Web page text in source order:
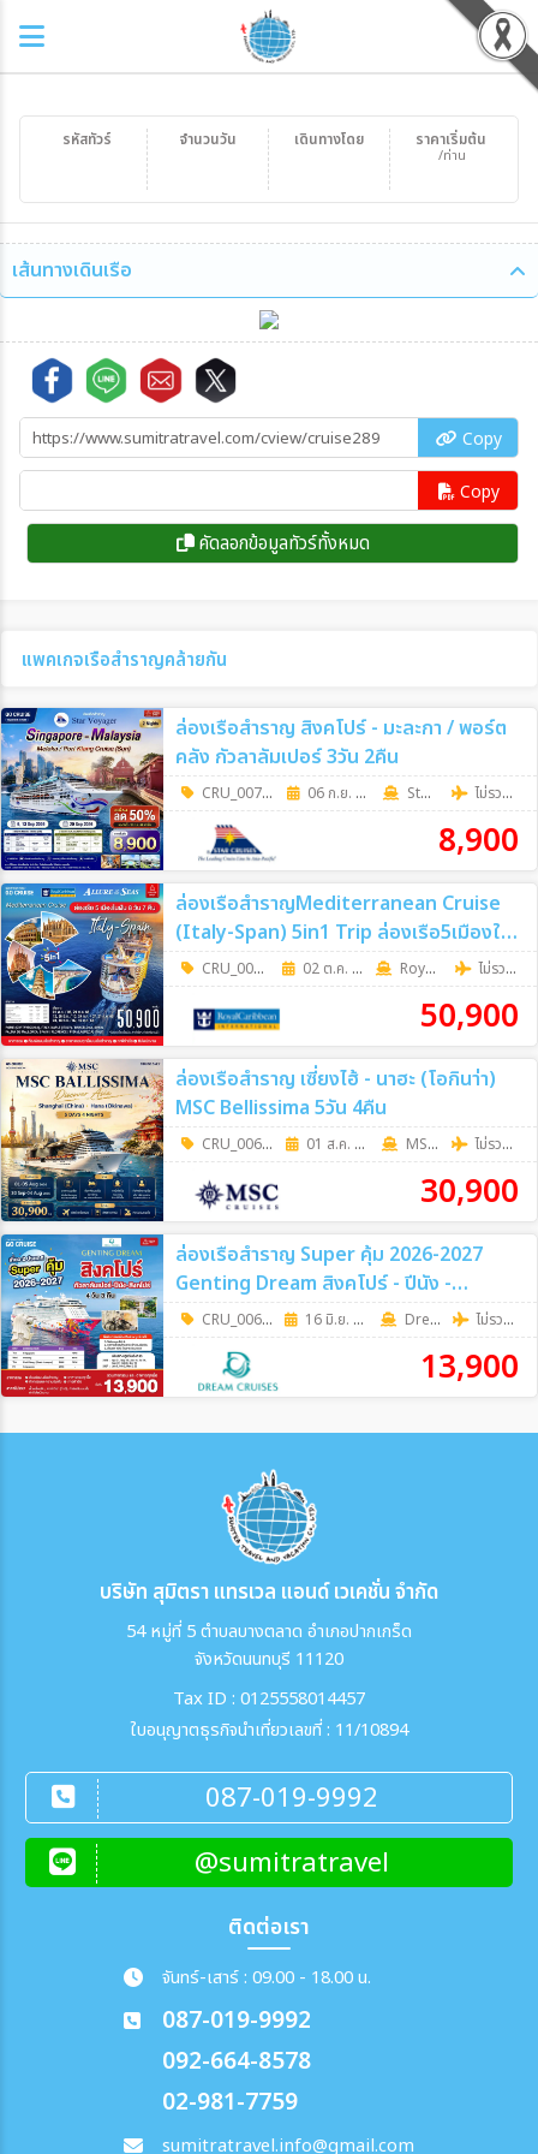
รหัสทัวร์ จำนวนวัน ราคาเริ่มต้น
/ท่าน
เดินทางโดย
เส้นทางเดินเรือ
Copy
Copy
คัดลอกข้อมูลทัวร์ทั้งหมด
แพคเกจเรือสำราญคล้ายกัน
ล่องเรือสำราญ สิงคโปร์ - มะละกา / พอร์ต
คลัง กัวลาลัมเปอร์ 3วัน 2คืน
CRU_0075 3วัน 2คืน
06 ก.ย. 69 - 20 ก.ย. 69 Star Cruises ไม่รวมตั๋วเครื่องบิน
8,900
ล่องเรือสำราญMediterranean Cruise
(Italy-Span) 5in1 Trip ล่องเรือ5เมืองใน
ฝัน 8วัน7คืน
CRU_0068 8วัน 7คืน
02 ต.ค. 69 - 09 ต.ค. 69 RoyalCaribbean ไม่รวมตั๋วเครื่องบิน
50,900
ล่องเรือสำราญ เซี่ยงไฮ้ - นาฮะ (โอกินา่า)
MSC Bellissima 5วัน 4คืน
CRU_0060 5วัน 4คืน
01 ส.ค. 69 - 30 ก.ย. 69 MSC Cruises ไม่รวมตั๋วเครื่องบิน
30,900
ล่องเรือสำราญ Super คุ้ม 2026-2027
Genting Dream สิงคโปร์ - ปีนัง -
กัวลาลัมเปอร์(พอร์ตคลัง) - สิงคโปร์ เดิน
ทางวันอังคาร 4วัน 3คืน
CRU_0067 4วัน 3คืน
16 มิ.ย. 69 - 17 พ.ย. 69 Dream Cruise ไม่รวมตั๋วเครื่องบิน
13,900
บริษัท สุมิตรา แทรเวล แอนด์ เวเคชั่น จำกัด
54 หมู่ที่ 5 ตำบลบางตลาด อำเภอปากเกร็ด
จังหวัดนนทบุรี 11120
Tax ID : 0125558014457
ใบอนุญาตธุรกิจนำเที่ยวเลขที่ : 11/10894
087-019-9992
@sumitratravel
ติดต่อเรา
จันทร์-เสาร์ : 09.00 - 18.00 น.
087-019-9992
092-664-8578
02-981-7759
sumitratravel.info@gmail.com